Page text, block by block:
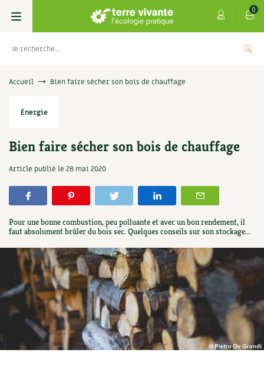
0
Livres
Permaculture, Jardin bio
Verger, arbres
Petit élevage
Aménagement jardin
Ornement
Biodiversité
Autonomie, bricolage
Les 4 saisons
Se réabonner
Offrir un abonnement
Les numéros
4 saisons
Hors-séries
Archives
Soutenez Les 4 Saisons
Boutique
Graines, semences
Potagères
Aromatiques
Florales
Médicinales
Originales
Kits de jardinage
Cartes cadeau
Centre Terre vivante
Découvrir le Centre
Visiter en famille, entre amis
Programme 2026 du Centre Terre vivante
Avec les enfants
Venir en groupe
Infos & conseils
Jardin bio
Calendrier des travaux du jardin
Carte climatique
Calendrier lunaire
Parole libre
La tribune
Édito des 4 saisons
Manifeste pour la planète
Accueil Bien faire sécher son bois de chauffage
Énergie
Bien faire sécher son bois de chauffage
Article publié le 28 mai 2020
Pour une bonne combustion, peu polluante et avec un bon rendement, il
faut absolument brûler du bois sec. Quelques conseils sur son stockage...
5,00 €